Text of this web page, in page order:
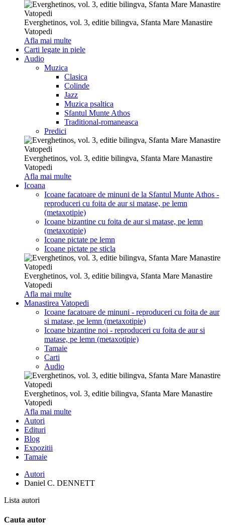
Everghetinos, vol. 3, editie bilingva, Sfanta Mare Manastire
Vatopedi
Afla mai multe
Carti legate in piele
Audio
Muzica
Clasica
Colinde
Jazz
Muzica psaltica
Sfantul Munte Athos
Traditional-romaneasca
Predici
Everghetinos, vol. 3, editie bilingva, Sfanta Mare Manastire
Vatopedi
Afla mai multe
Icoana
Icoane facatoare de minuni de la Sfantul Munte Athos -
reproduceri cu foita de aur si matase, pe lemn
(metaxotipie)
Icoane bizantine cu foita de aur si matase, pe lemn
(metaxotipie)
Icoane pictate pe lemn
Icoane pictate pe sticla
Everghetinos, vol. 3, editie bilingva, Sfanta Mare Manastire
Vatopedi
Afla mai multe
Manastirea Vatopedi
Icoane facatoare de minuni - reproduceri cu foita de aur
si matase, pe lemn (metaxotipie)
Icoane bizantine noi - reproduceri cu foita de aur si
matase, pe lemn (metaxotipie)
Tamaie
Carti
Audio
Everghetinos, vol. 3, editie bilingva, Sfanta Mare Manastire
Vatopedi
Afla mai multe
Autori
Edituri
Blog
Expozitii
Tamaie
Autori
Daniel C. DENNETT
Lista autori
Cauta autor